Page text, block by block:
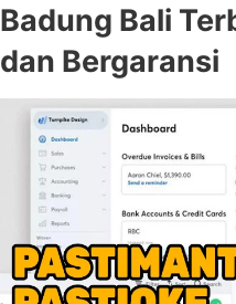
Badung Bali
dan Bergaransi